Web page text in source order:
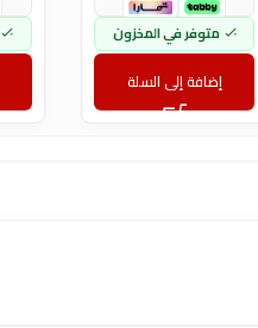
متوفر في المخزون
إضافة إلى السلة